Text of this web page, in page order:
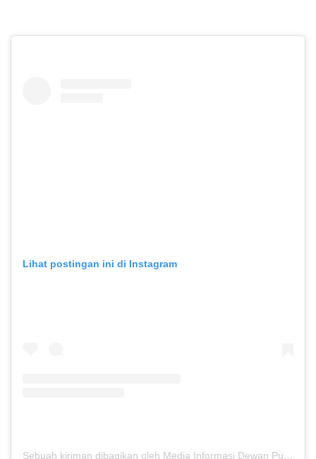
Lihat postingan ini di Instagram
Sebuah kiriman dibagikan oleh Media Informasi Dewan Pusat Persaudaraan Setia Hati Terate (@media.dewanpusat)